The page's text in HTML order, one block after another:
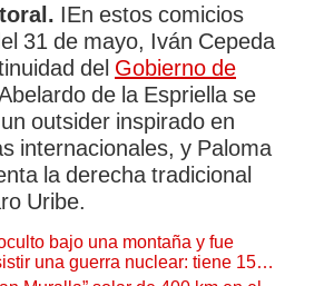
IEn estos comicios
31 de mayo, Iván Cepeda
del Gobierno de
de la Espriella se
outsider inspirado en
internacionales, y Paloma
la derecha tradicional
Uribe.
bajo una montaña y fue
una guerra nuclear: tiene 15